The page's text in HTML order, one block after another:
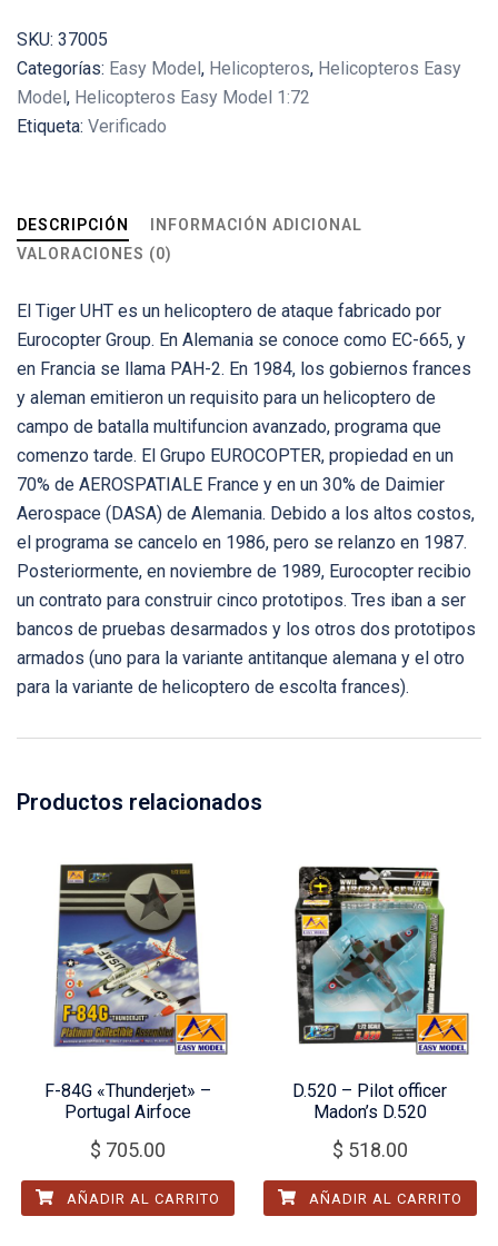
SKU: 37005
Categorías: Easy Model, Helicopteros, Helicopteros Easy
Model, Helicopteros Easy Model 1:72
Etiqueta: Verificado
DESCRIPCIÓN
INFORMACIÓN ADICIONAL
VALORACIONES (0)
El Tiger UHT es un helicoptero de ataque fabricado por
Eurocopter Group. En Alemania se conoce como EC-665, y
en Francia se llama PAH-2. En 1984, los gobiernos frances
y aleman emitieron un requisito para un helicoptero de
campo de batalla multifuncion avanzado, programa que
comenzo tarde. El Grupo EUROCOPTER, propiedad en un
70% de AEROSPATIALE France y en un 30% de Daimier
Aerospace (DASA) de Alemania. Debido a los altos costos,
el programa se cancelo en 1986, pero se relanzo en 1987.
Posteriormente, en noviembre de 1989, Eurocopter recibio
un contrato para construir cinco prototipos. Tres iban a ser
bancos de pruebas desarmados y los otros dos prototipos
armados (uno para la variante antitanque alemana y el otro
para la variante de helicoptero de escolta frances).
Productos relacionados
F-84G «Thunderjet» –
Portugal Airfoce
$ 705.00
AÑADIR AL CARRITO
D.520 – Pilot officer
Madon’s D.520
$ 518.00
AÑADIR AL CARRITO